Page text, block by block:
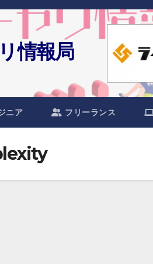
情報局
ニア フリーランス